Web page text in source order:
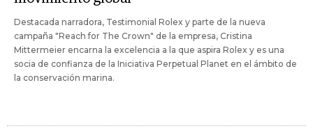
Destacada narradora, Testimonial Rolex y parte de la nueva
campaña "Reach for The Crown" de la empresa, Cristina
Mittermeier encarna la excelencia a la que aspira Rolex y es una
socia de confianza de la Iniciativa Perpetual Planet en el ámbito de
la conservación marina.